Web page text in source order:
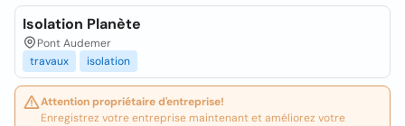
Isolation Planète
Pont Audemer
travaux
isolation
Attention propriétaire d'entreprise!
Enregistrez votre entreprise maintenant et améliorez votre